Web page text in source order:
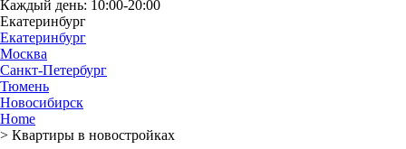
Каждый день: 10:00-20:00
Екатеринбург
Екатеринбург
Москва
Санкт-Петербург
Тюмень
Новосибирск
Home
> Квартиры в новостройках